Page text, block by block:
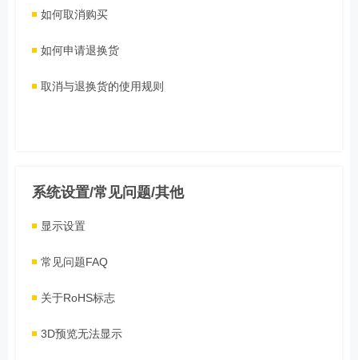
如何取消购买
如何申请退换货
取消与退换货的使用规则
系统设置/常见问题/其他
显示设置
常见问题FAQ
关于RoHS标志
3D预览无法显示